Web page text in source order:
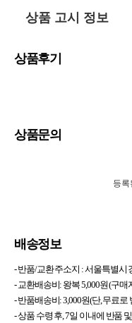
상품 고시 정보
상품후기
상품문의
등록
배송정보
- 반품/교환 주소지 :서울특별시
- 교환배송비: 왕복 5,000원 (구매
- 반품배송비: 3,000원(단, 무료
- 상품 수령 후, 7일 이내에 반품